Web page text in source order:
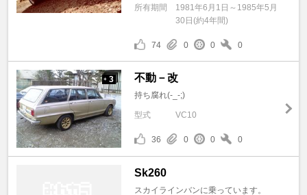
所有期間
1981年6月1日～1985年5月
30日(約4年間)
74 0 0 0
+ 3 不動－改
持ち腐れ(-_-;)
型式 VC10
36 0 0 0
Sk260
スカイラインバンに乗っています。